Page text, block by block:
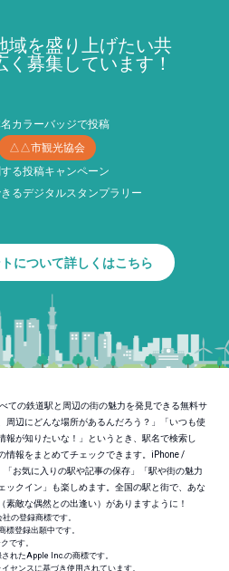
域を盛り上げたい共
募集しています！
カラーバッジで投稿
△△市観光協会
る投稿キャンペーン
るデジタルスタンプラリー
について詳しくはこちら
ての鉄道駅と周辺の街の魅力を発見できる無料サ
周辺にどんな場所があるんだろう？」「いつも使
報が知りたいな！」というとき、駅名で検索し
情報をまとめてチェックできます。iPhone /
お気に入りの駅や記事の保存」「駅や街の魅力
ックイン」も楽しめます。全国の駅と街で、あな
敵な偶然との出逢い）がありますように！
の登録商標です。
標登録出願中です。
です。
れたApple Inc.の商標です。
センスに基づき使用されています。